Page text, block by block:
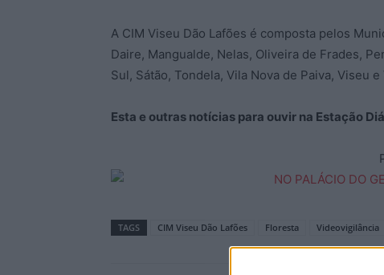
A CIM Viseu Dão Lafões é composta pelos
Daire, Mangualde, Nelas, Oliveira de Frades,
Sul, Sátão, Tondela, Vila Nova de Paiva, Viseu e
Esta e outras notícias para ouvir na Estação
TAGS CIM Viseu Dão Lafões Floresta Videovigilância